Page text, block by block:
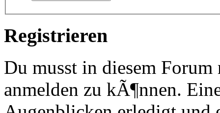
Registrieren
Du musst in diesem
anmelden zu kÃ¶nnen.